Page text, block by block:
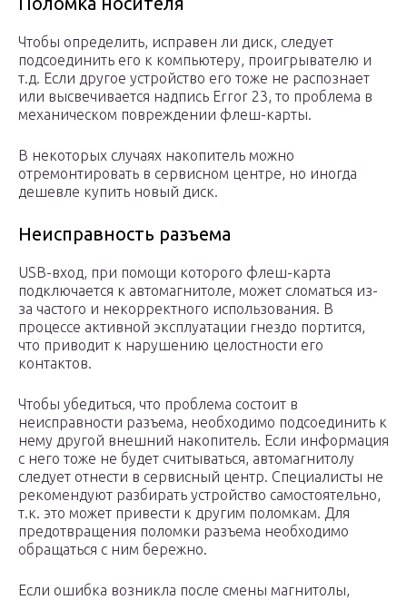
Чтобы определить, исправен ли диск, следует
подсоединить его к компьютеру, проигрывателю и
т.д. Если другое устройство его тоже не распознает
или высвечивается надпись Error 23, то проблема в
механическом повреждении флеш-карты.
В некоторых случаях накопитель можно
отремонтировать в сервисном центре, но иногда
дешевле купить новый диск.
Неисправность разъема
USB-вход, при помощи которого флеш-карта
подключается к автомагнитоле, может сломаться из-
за частого и некорректного использования. В
процессе активной эксплуатации гнездо портится,
что приводит к нарушению целостности его
контактов.
Чтобы убедиться, что проблема состоит в
неисправности разъема, необходимо подсоединить к
нему другой внешний накопитель. Если информация
с него тоже не будет считываться, автомагнитолу
следует отнести в сервисный центр. Специалисты не
рекомендуют разбирать устройство самостоятельно,
т.к. это может привести к другим поломкам. Для
предотвращения поломки разъема необходимо
обращаться с ним бережно.
Если ошибка возникла после смены магнитолы,